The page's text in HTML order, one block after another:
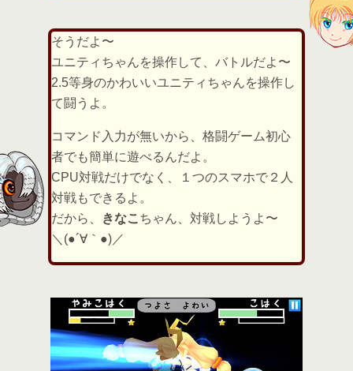
そうだよ〜
ユニティちゃんを操作して、バトルだよ〜
2.5等身のかわいいユニティちゃんを操作し
て闘うよ。
コマンド入力が無いから、格闘ゲーム初心
者でも簡単に遊べるんだよ。
CPU対戦だけでなく、１つのスマホで２人
対戦もできるよ。
だから、
きなこ ちゃん、対戦しようよ〜
＼(●´∀｀●)／